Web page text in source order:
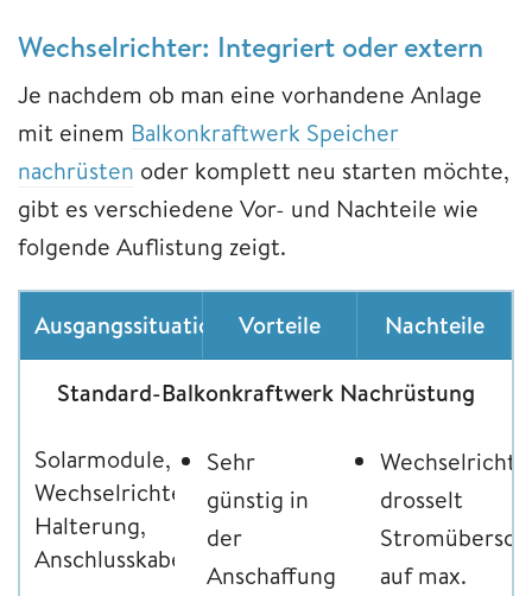
Wechselrichter: Integriert oder extern
Je nachdem ob man eine vorhandene Anlage
mit einem Balkonkraftwerk Speicher
nachrüsten oder komplett neu starten möchte,
gibt es verschiedene Vor- und Nachteile wie
folgende Auflistung zeigt.
Ausgangssituation Vorteile Nachteile
Standard-Balkonkraftwerk Nachrüstung
Solarmodule,
Wechselrichter,
Halterung,
Anschlusskabel
Sehr
günstig in
der
Anschaffung
drosselt
auf max.